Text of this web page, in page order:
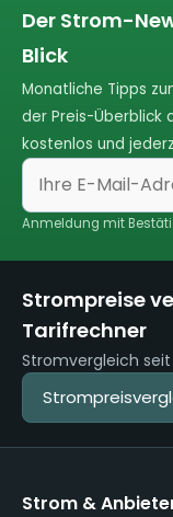
Der Strom-
Blick
Monatliche Tipps
der Preis-Überblick
kostenlos und
Anmeldung mit
Strompreise
Tarifrechner
Stromvergleich
Strom &